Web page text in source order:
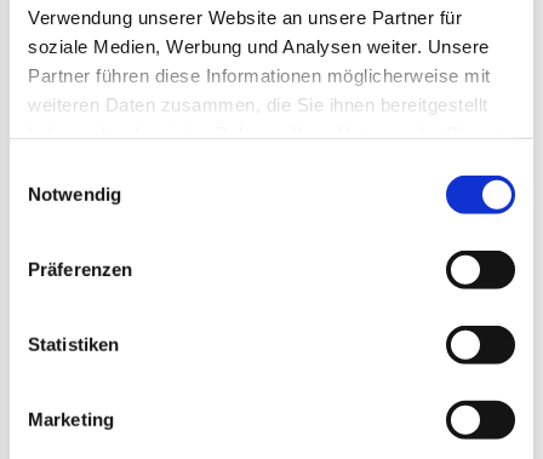
Verwendung unserer Website an unsere Partner für
soziale Medien, Werbung und Analysen weiter. Unsere
Partner führen diese Informationen möglicherweise mit
weiteren Daten zusammen, die Sie ihnen bereitgestellt
Notwendig
Präferenzen
Statistiken
Marketing